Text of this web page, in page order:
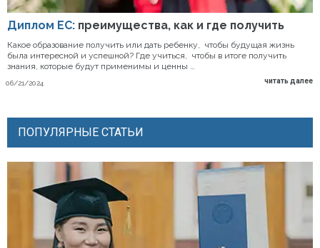
Диплом ЕС: преимущества, как и где получить
06/21/2024
Какое образование получить или дать ребенку, чтобы будущая жизнь
была интересной и успешной? Где учиться, чтобы в итоге получить
знания, которые будут применимы и ценны …
читать далее
ПОПУЛЯРНЫЕ СТАТЬИ